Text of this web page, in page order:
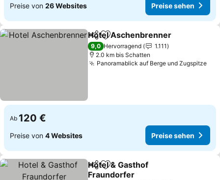
Preise von 26 Websites Preise sehen
TeilenZu Favoriten hinzufügen
Hotel Aschenbrenner
9,0 Hervorragend
1.111
2.0 km bis Schatten
Panoramablick auf Berge und Zugspitze
Ab 120 €
Preise von 4 Websites Preise sehen
TeilenZu Favoriten hinzufügen
Hotel & Gasthof
Fraundorfer